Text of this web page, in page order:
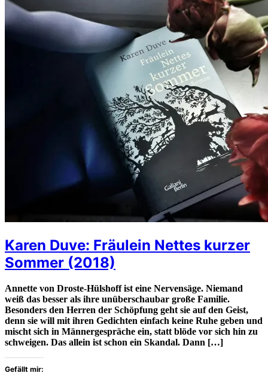
Karen Duve: Fräulein Nettes kurzer
Sommer (2018)
Annette von Droste-Hülshoff ist eine Nervensäge. Niemand
weiß das besser als ihre unüberschaubar große Familie.
Besonders den Herren der Schöpfung geht sie auf den Geist,
denn sie will mit ihren Gedichten einfach keine Ruhe geben und
mischt sich in Männergespräche ein, statt blöde vor sich hin zu
schweigen. Das allein ist schon ein Skandal. Dann […]
Gefällt mir: